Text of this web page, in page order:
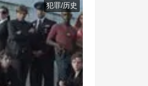
犯罪/历史